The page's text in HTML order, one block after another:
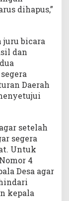
dihapus,”
juru bicara
dan
Daerah
setelah
segera
Untuk
4
Desa agar
kepala